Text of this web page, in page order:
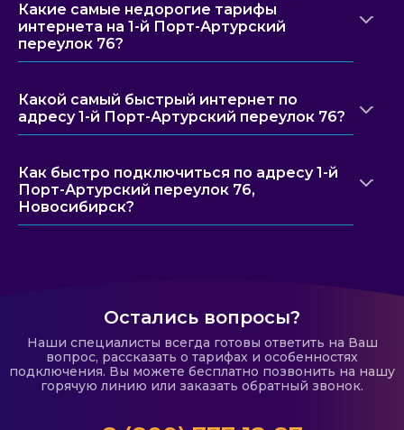
Какие самые недорогие тарифы
интернета на 1-й Порт-Артурский
переулок 76?
Какой самый быстрый интернет по
адресу 1-й Порт-Артурский переулок 76?
Как быстро подключиться по адресу 1-й
Порт-Артурский переулок 76,
Новосибирск?
Остались вопросы?
Наши специалисты всегда готовы ответить на Ваш
вопрос, рассказать о тарифах и особенностях
подключения. Вы можете бесплатно позвонить на нашу
горячую линию или заказать обратный звонок.